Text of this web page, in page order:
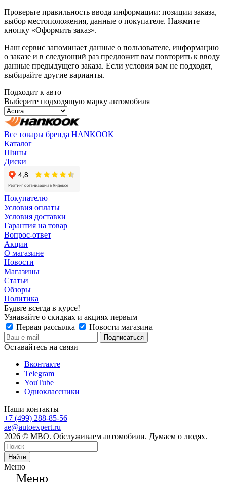
Проверьте правильность ввода информации: позиции заказа,
выбор местоположения, данные о покупателе. Нажмите
кнопку «Оформить заказ».
Наш сервис запоминает данные о пользователе, информацию
о заказе и в следующий раз предложит вам повторить к вводу
данные предыдущего заказа. Если условия вам не подходят,
выбирайте другие варианты.
Подходит к авто
Выберите подходящую марку автомобиля
Все товары бренда HANKOOK
Каталог
Шины
Диски
Покупателю
Условия оплаты
Условия доставки
Гарантия на товар
Вопрос-ответ
Акции
О магазине
Новости
Магазины
Статьи
Обзоры
Политика
Будьте всегда в курсе!
Узнавайте о скидках и акциях первым
Первая рассылка
Новости магазина
Оставайтесь на связи
Вконтакте
Telegram
YouTube
Одноклассники
Наши контакты
+7 (499) 288-85-56
ae@autoexpert.ru
2026 © МВО. Обслуживаем автомобили. Думаем о людях.
Найти
Меню
Меню